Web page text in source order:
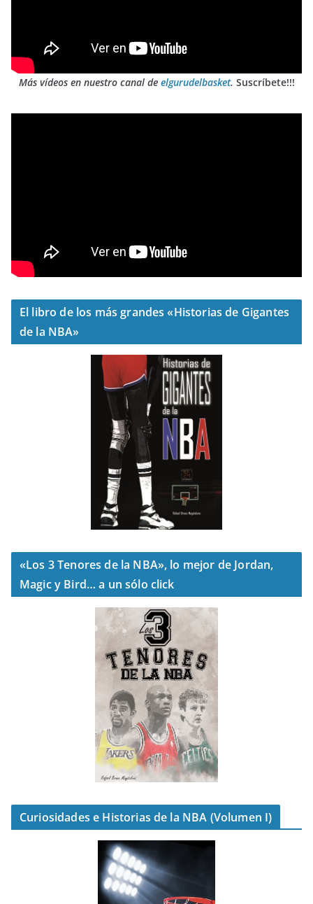
Más vídeos en nuestro canal de elgurudelbasket. Suscríbete!!!
El libro de los más grandes «Historias de Gigantes
de la NBA»
«Los 3 Tenores de la NBA», lo mejor de Jordan,
Magic y Bird… a un sólo click
Curiosidades e Historias de la NBA (Volumen I)